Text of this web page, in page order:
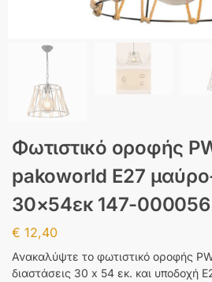
Φωτιστικό οροφής
pakoworld Ε27
30×54εκ 147-000056
€ 12,40
Ανακαλύψτε το φωτιστικό οροφής
διαστάσεις 30 x 54 εκ. και υποδοχή